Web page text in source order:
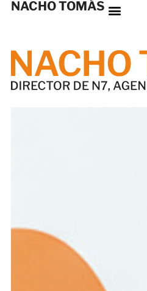
NACHO TOMÁS
Nacho
Director de